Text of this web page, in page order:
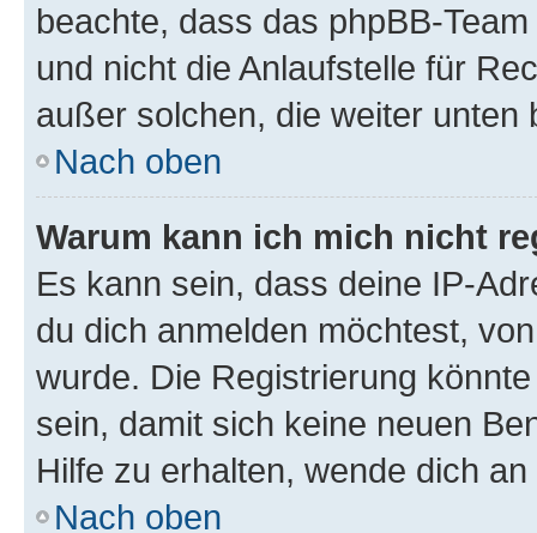
beachte, dass das phpBB-
und nicht die Anlaufstelle für
außer solchen, die weiter unten
Nach oben
Warum kann ich mich nicht
Es kann sein, dass deine IP-
du dich anmelden möchtest,
wurde. Die Registrierung
sein, damit sich keine neuen
Hilfe zu erhalten, wende dich
Nach oben